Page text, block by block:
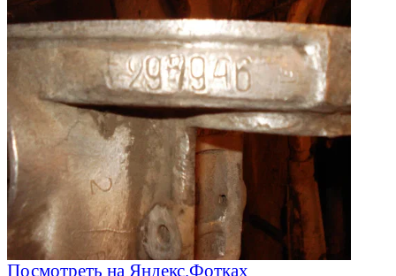
Посмотреть на Яндекс.Фотках